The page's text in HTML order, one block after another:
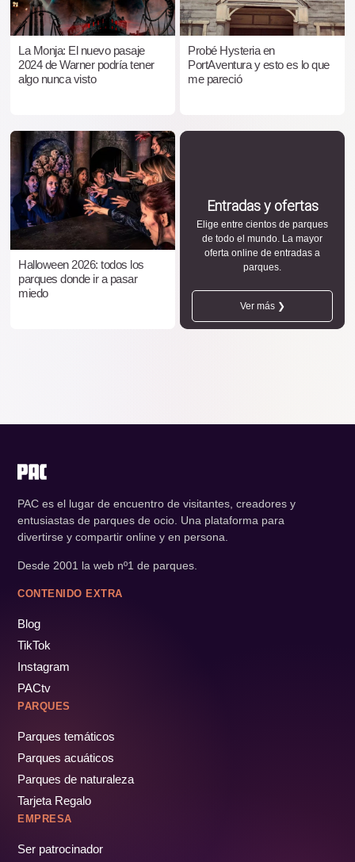
La Monja: El nuevo pasaje
2024 de Warner podría tener
algo nunca visto
Probé Hysteria en
PortAventura y esto es lo que
me pareció
Halloween 2026: todos los
parques donde ir a pasar
miedo
Entradas y ofertas
Elige entre cientos de parques
de todo el mundo. La mayor
oferta online de entradas a
parques.
Ver más ❯
PAC es el lugar de encuentro de visitantes, creadores y
entusiastas de parques de ocio. Una plataforma para
divertirse y compartir online y en persona.
Desde 2001 la web nº1 de parques.
CONTENIDO EXTRA
Blog
TikTok
Instagram
PACtv
PARQUES
Parques temáticos
Parques acuáticos
Parques de naturaleza
Tarjeta Regalo
EMPRESA
Ser patrocinador